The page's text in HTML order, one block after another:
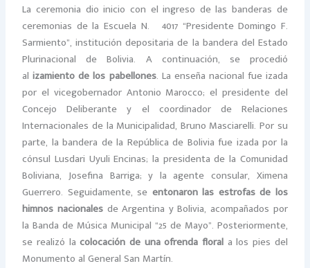
La ceremonia dio inicio con el ingreso de las banderas de
ceremonias de la Escuela N.º 4017 “Presidente Domingo F.
Sarmiento”, institución depositaria de la bandera del Estado
Plurinacional de Bolivia. A continuación, se procedió
alizamiento de los pabellones. La enseña nacional fue izada
por el vicegobernador Antonio Marocco; el presidente del
Concejo Deliberante y el coordinador de Relaciones
Internacionales de la Municipalidad, Bruno Masciarelli. Por su
parte, la bandera de la República de Bolivia fue izada por la
cónsul Lusdari Uyuli Encinas; la presidenta de la Comunidad
Boliviana, Josefina Barriga; y la agente consular, Ximena
Guerrero. Seguidamente, se entonaron las estrofas de los
himnos nacionales de Argentina y Bolivia, acompañados por
la Banda de Música Municipal “25 de Mayo”. Posteriormente,
se realizó lacolocación de una ofrenda florala los pies del
Monumento al General San Martín.